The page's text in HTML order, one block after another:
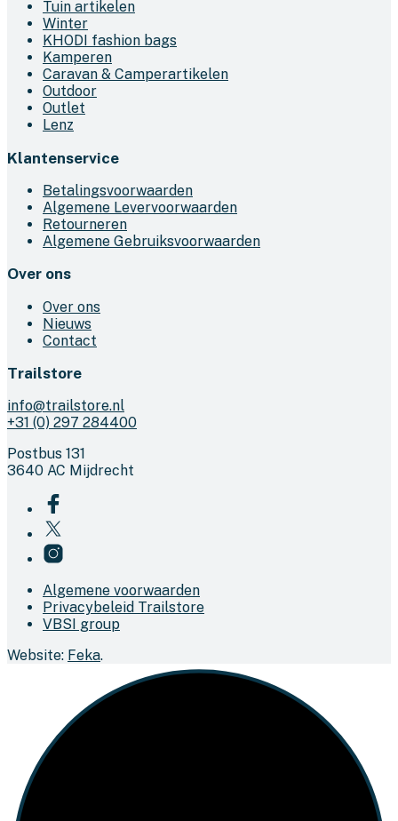
Tuin artikelen
Winter
KHODI fashion bags
Kamperen
Caravan & Camperartikelen
Outdoor
Outlet
Lenz
Klantenservice
Betalingsvoorwaarden
Algemene Levervoorwaarden
Retourneren
Algemene Gebruiksvoorwaarden
Over ons
Over ons
Nieuws
Contact
Trailstore
info@trailstore.nl
+31 (0) 297 284400
Postbus 131
3640 AC Mijdrecht
Algemene voorwaarden
Privacybeleid Trailstore
VBSI group
Website: Feka.